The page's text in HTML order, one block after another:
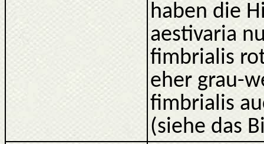
haben die
aestivaria
fimbrialis
eher grau-
fimbrialis
(siehe das